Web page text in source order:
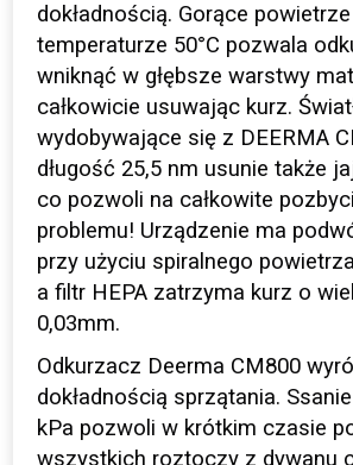
dokładnością. Gorące
temperaturze 50°C pozwala
wniknąć w głębsze warstwy
całkowicie usuwając kurz.
wydobywające się z DEERMA
długość 25,5 nm usunie także
co pozwoli na całkowite
problemu! Urządzenie ma
przy użyciu spiralnego
a filtr HEPA zatrzyma kurz o
0,03mm.
Odkurzacz Deerma CM800
dokładnością sprzątania.
kPa pozwoli w krótkim czasie
wszystkich roztoczy z dywanu